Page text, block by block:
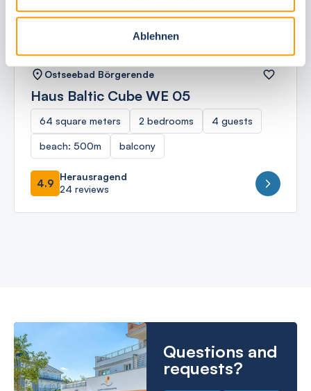
Ablehnen
Ostseebad Börgerende
Haus Baltic Cube WE 05
64 square meters 2 bedrooms 4 guests
beach: 500m balcony
4.9
Herausragend
24 reviews
Questions and
requests?